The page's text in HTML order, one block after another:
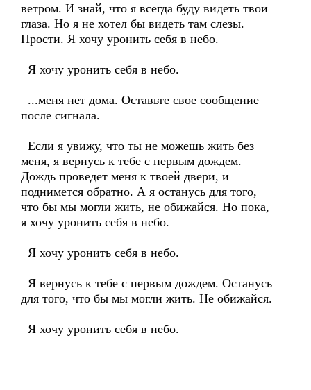
ветром. И знай, что я всегда буду видеть твои
глаза. Но я не хотел бы видеть там слезы.
Прости. Я хочу уронить себя в небо.
Я хочу уронить себя в небо.
...меня нет дома. Оставьте свое сообщение
после сигнала.
Если я увижу, что ты не можешь жить без
меня, я вернусь к тебе с первым дождем.
Дождь проведет меня к твоей двери, и
поднимется обратно. А я останусь для того,
что бы мы могли жить, не обижайся. Но пока,
я хочу уронить себя в небо.
Я хочу уронить себя в небо.
Я вернусь к тебе с первым дождем. Останусь
для того, что бы мы могли жить. Не обижайся.
Я хочу уронить себя в небо.